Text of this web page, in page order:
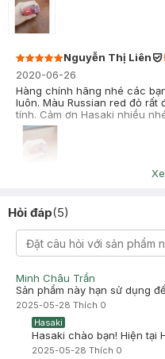
Nguyễn Thị Liên
2020-06-26
Hàng chính hãng nhé các
luôn. Màu Russian red đỏ rất
tính. Cảm ơn Hasaki nhiều
Hỏi đáp(5)
Minh Châu Trần
Sản phẩm này hạn sử dụng
2025-05-28 Thích 0
Hasaki
Hasaki chào bạn! Hiện tại
2025-05-28 Thích 0